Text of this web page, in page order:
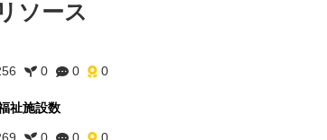
ソース
0 0 0
祉施設数